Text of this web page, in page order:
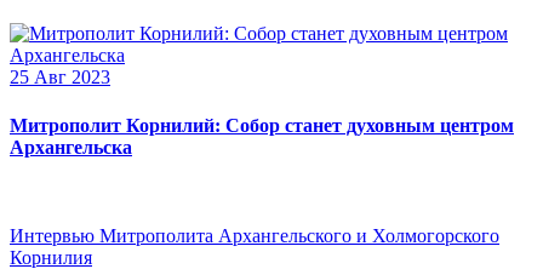
25 Авг 2023
Митрополит Корнилий: Собор станет духовным центром
Архангельска
Интервью Митрополита Архангельского и Холмогорского
Корнилия